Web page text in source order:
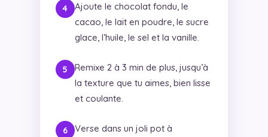
Ajoute le chocolat fondu, le
cacao, le lait en poudre, le sucre
glace, l’huile, le sel et la vanille.
Remixe 2 à 3 min de plus, jusqu’à
la texture que tu aimes, bien lisse
et coulante.
Verse dans un joli pot à